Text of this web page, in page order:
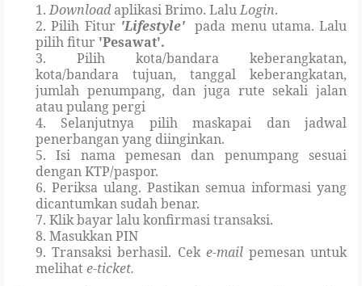
1.Downloadaplikasi Brimo. LaluLogin.
2. Pilih Fitur 'Lifestyle' pada menu utama. Lalu
pilih fitur 'Pesawat'.
3. Pilih kota/bandara keberangkatan,
kota/bandara tujuan, tanggal keberangkatan,
jumlah penumpang, dan juga rute sekali jalan
atau pulang pergi
4. Selanjutnya pilih maskapai dan jadwal
penerbangan yang diinginkan.
5. Isi nama pemesan dan penumpang sesuai
dengan KTP/paspor.
6. Periksa ulang. Pastikan semua informasi yang
dicantumkan sudah benar.
7. Klik bayar lalu konfirmasi transaksi.
8. Masukkan PIN
9. Transaksi berhasil. Cek e-mailpemesan untuk
melihate-ticket.